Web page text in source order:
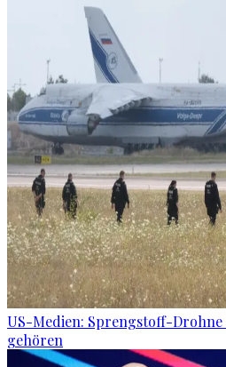
US-Medien: Sprengstoff-Drohne
gehören